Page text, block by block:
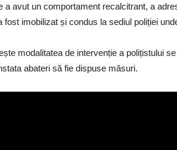
a avut un comportament recalcitrant, a
fost imobilizat și condus la sediul poliției
modalitatea de intervenție a polițistului
abateri să fie dispuse măsuri.